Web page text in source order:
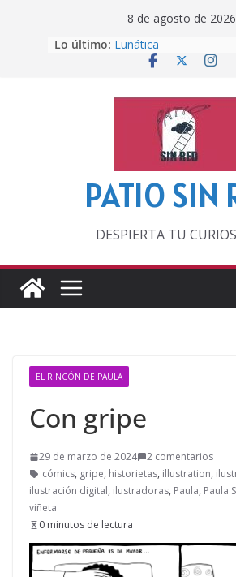
8 de agosto de 2026
Lo último: Lunática
Pero, hasta entonces…
‘La broma infinita’ de
lecturas veraniegas
Otra del Mundial
PATIO SIN
DESPIERTA TU
EL RINCÓN DE PAULA
Con gripe
29 de marzo de 2024
2 comentarios
cómics, gripe, historietas, illustration,
ilustración digital, ilustradoras, Paula, Paula
viñeta
0 minutos de lectura